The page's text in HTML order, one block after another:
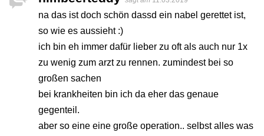
na das ist doch schön dassd ein nabel gerettet ist,
so wie es aussieht :)
ich bin eh immer dafür lieber zu oft als auch nur 1x
zu wenig zum arzt zu rennen. zumindest bei so
großen sachen
bei krankheiten bin ich da eher das genaue
gegenteil.
aber so eine eine große operation.. selbst alles was